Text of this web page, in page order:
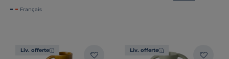
Français
Liv. offerte Liv. offerte